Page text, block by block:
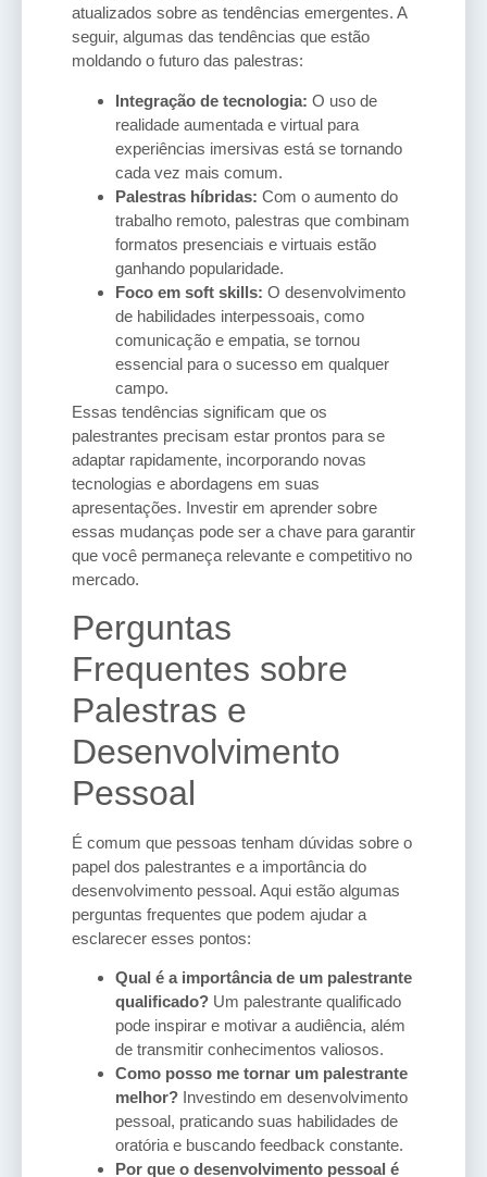
atualizados sobre as tendências emergentes. A
seguir, algumas das tendências que estão
moldando o futuro das palestras:
Integração de tecnologia: O uso de
realidade aumentada e virtual para
experiências imersivas está se tornando
cada vez mais comum.
Palestras híbridas: Com o aumento do
trabalho remoto, palestras que combinam
formatos presenciais e virtuais estão
ganhando popularidade.
Foco em soft skills: O desenvolvimento
de habilidades interpessoais, como
comunicação e empatia, se tornou
essencial para o sucesso em qualquer
campo.
Essas tendências significam que os
palestrantes precisam estar prontos para se
adaptar rapidamente, incorporando novas
tecnologias e abordagens em suas
apresentações. Investir em aprender sobre
essas mudanças pode ser a chave para garantir
que você permaneça relevante e competitivo no
mercado.
Perguntas
Frequentes sobre
Palestras e
Desenvolvimento
Pessoal
É comum que pessoas tenham dúvidas sobre o
papel dos palestrantes e a importância do
desenvolvimento pessoal. Aqui estão algumas
perguntas frequentes que podem ajudar a
esclarecer esses pontos:
Qual é a importância de um palestrante
qualificado? Um palestrante qualificado
pode inspirar e motivar a audiência, além
de transmitir conhecimentos valiosos.
Como posso me tornar um palestrante
melhor? Investindo em desenvolvimento
pessoal, praticando suas habilidades de
oratória e buscando feedback constante.
Por que o desenvolvimento pessoal é